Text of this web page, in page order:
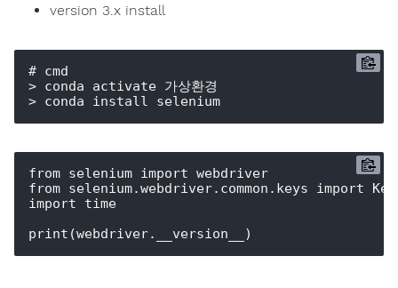
version 3.x install
# cmd
> conda activate 가상환경
> conda install selenium
from selenium import webdriver
from selenium.webdriver.common.keys import
import time
print(webdriver.__version__)